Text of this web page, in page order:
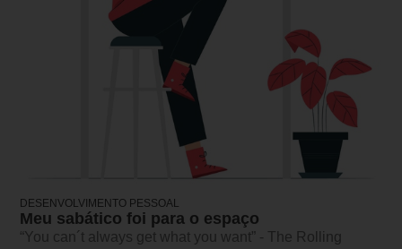
DESENVOLVIMENTO PESSOAL
Meu sabático foi para o espaço
“You can´t always get what you want” - The Rolling